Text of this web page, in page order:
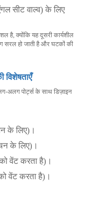
सीट वाल्व) के लिए
है, क्योंकि यह दूसरी कार्यशील
सरल हो जाती है और घटकों की
विशेषताएँ
अलग पोर्ट्स के साथ डिज़ाइन
के लिए)।
के लिए)।
को वेंट करता है)।
को वेंट करता है)।